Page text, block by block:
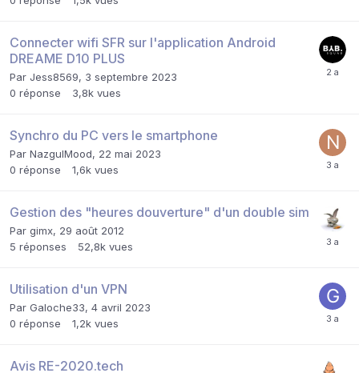
Connecter wifi SFR sur l'application Android
DREAME D10 PLUS
Par Jess8569, 3 septembre 2023
0 réponse 3,8k vues
Synchro du PC vers le smartphone
Par NazgulMood, 22 mai 2023
0 réponse 1,6k vues
Gestion des "heures douverture" d'un double sim
Par gimx, 29 août 2012
5 réponses 52,8k vues
Utilisation d'un VPN
Par Galoche33, 4 avril 2023
0 réponse 1,2k vues
Avis RE-2020.tech